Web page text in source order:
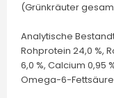
(Grünkräuter
Analytische
Rohprotein 24,0 %,
6,0 %, Calcium 0,95
Omega-6-